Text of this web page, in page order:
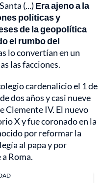
(...) Era ajeno a la
políticas y
de la geopolítica
el rumbo del
lo convertían en un
las facciones.
cardenalicio el 1 de
dos años y casi nueve
Clemente IV. El nuevo
X y fue coronado en la
por reformar la
al papa y por
Roma.